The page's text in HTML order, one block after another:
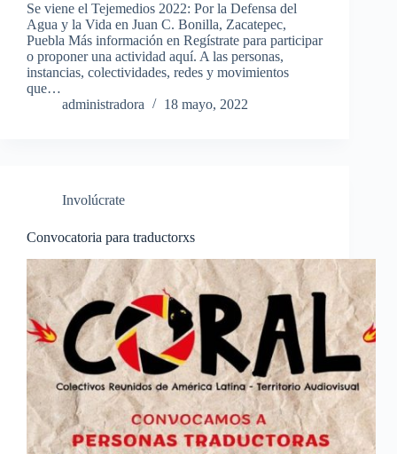
Se viene el Tejemedios 2022: Por la Defensa del
Agua y la Vida en Juan C. Bonilla, Zacatepec,
Puebla Más información en Regístrate para participar
o proponer una actividad aquí. A las personas,
instancias, colectividades, redes y movimientos
que…
administradora
18 mayo, 2022
Involúcrate
Convocatoria para traductorxs